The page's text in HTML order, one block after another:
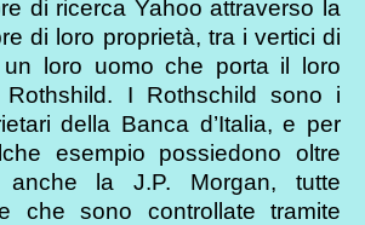
di ricerca Yahoo attraverso la
di loro proprietà, tra i vertici di
un loro uomo che porta il loro
Rothshild. I Rothschild sono i
della Banca d’Italia, e per
esempio possiedono oltre
anche la J.P. Morgan, tutte
che sono controllate tramite